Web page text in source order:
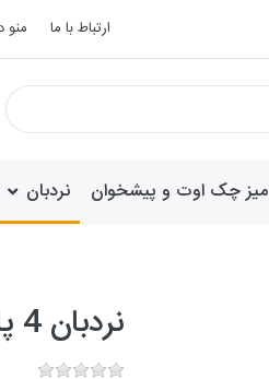
ارتباط با ما
میز چک اوت و پیشخوان نردبان
نردبان 4 پله پیشگامان